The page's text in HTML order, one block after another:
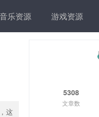
音乐资源 游戏资源
这
5308
文章数